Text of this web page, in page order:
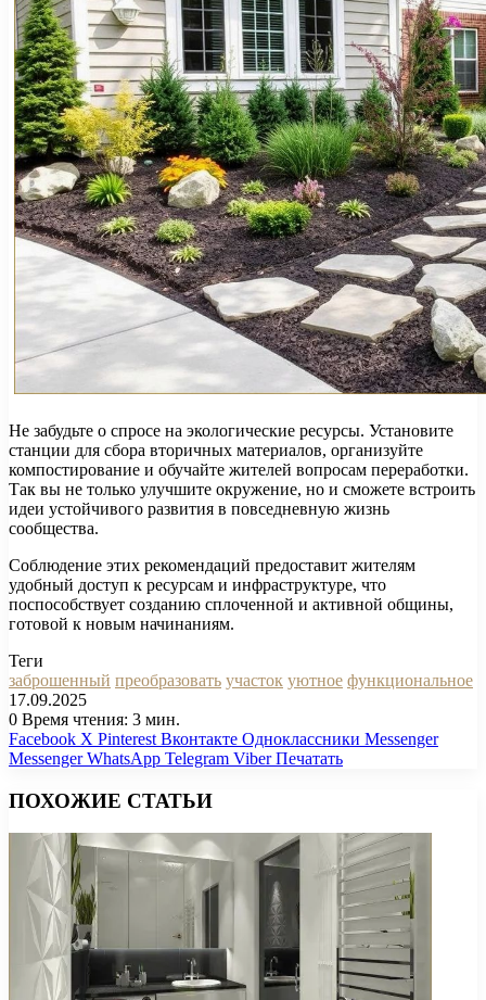
Не забудьте о спросе на экологические ресурсы. Установите
станции для сбора вторичных материалов, организуйте
компостирование и обучайте жителей вопросам переработки.
Так вы не только улучшите окружение, но и сможете встроить
идеи устойчивого развития в повседневную жизнь
сообщества.
Соблюдение этих рекомендаций предоставит жителям
удобный доступ к ресурсам и инфраструктуре, что
поспособствует созданию сплоченной и активной общины,
готовой к новым начинаниям.
Теги
заброшенный преобразовать участок уютное функциональное
17.09.2025
0 Время чтения: 3 мин.
Facebook X Pinterest Вконтакте Одноклассники Messenger
Messenger WhatsApp Telegram Viber Печатать
ПОХОЖИЕ СТАТЬИ